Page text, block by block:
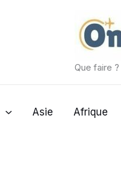
Que faire
Asie Afrique